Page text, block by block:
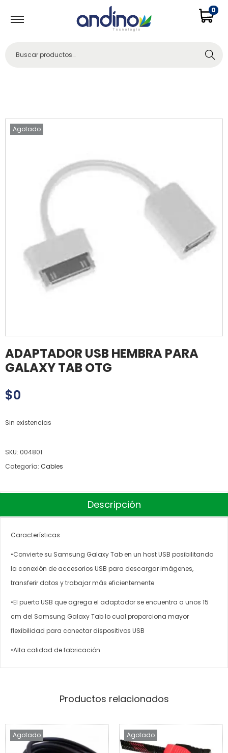
0
Buscar
Agotado
ADAPTADOR USB HEMBRA PARA
GALAXY TAB OTG
$0
Sin existencias
SKU: 004801
Categoría: Cables
Descripción
Características
•Convierte su Samsung Galaxy Tab en un host USB posibilitando
la conexión de accesorios USB para descargar imágenes,
transferir datos y trabajar más eficientemente
•El puerto USB que agrega el adaptador se encuentra a unos 15
cm del Samsung Galaxy Tab lo cual proporciona mayor
flexibilidad para conectar dispositivos USB
•Alta calidad de fabricación
Productos relacionados
Agotado Agotado